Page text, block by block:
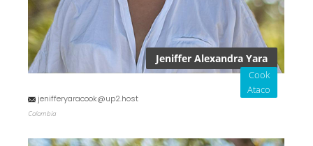
Jeniffer Alexandra Yara
Cook
Ataco
jenifferyaracook@up2.host
Colombia